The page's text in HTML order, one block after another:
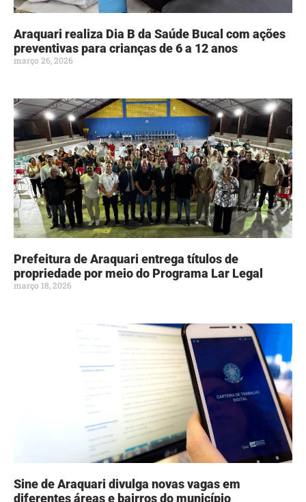
Araquari realiza Dia B da Saúde Bucal com ações
preventivas para crianças de 6 a 12 anos
março 26, 2026
Prefeitura de Araquari entrega títulos de
propriedade por meio do Programa Lar Legal
março 18, 2026
Sine de Araquari divulga novas vagas em
diferentes áreas e bairros do município